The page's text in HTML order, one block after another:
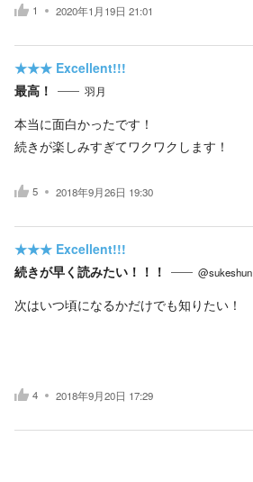
1 2020年1月19日 21:01
★★★ Excellent!!!
最高！
羽月
本当に面白かったです！
続きが楽しみすぎてワクワクします！
5 2018年9月26日 19:30
★★★ Excellent!!!
続きが早く読みたい！！！
@sukeshun
次はいつ頃になるかだけでも知りたい！
4 2018年9月20日 17:29